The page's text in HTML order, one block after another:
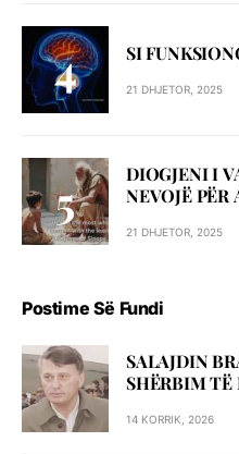
SI
21 DHJETOR, 2025
DIOGJENI I
NEVOJË PËR
21 DHJETOR, 2025
Postime Së Fundi
SALAJDIN
SHЁRBIM TЁ
14 KORRIK, 2026